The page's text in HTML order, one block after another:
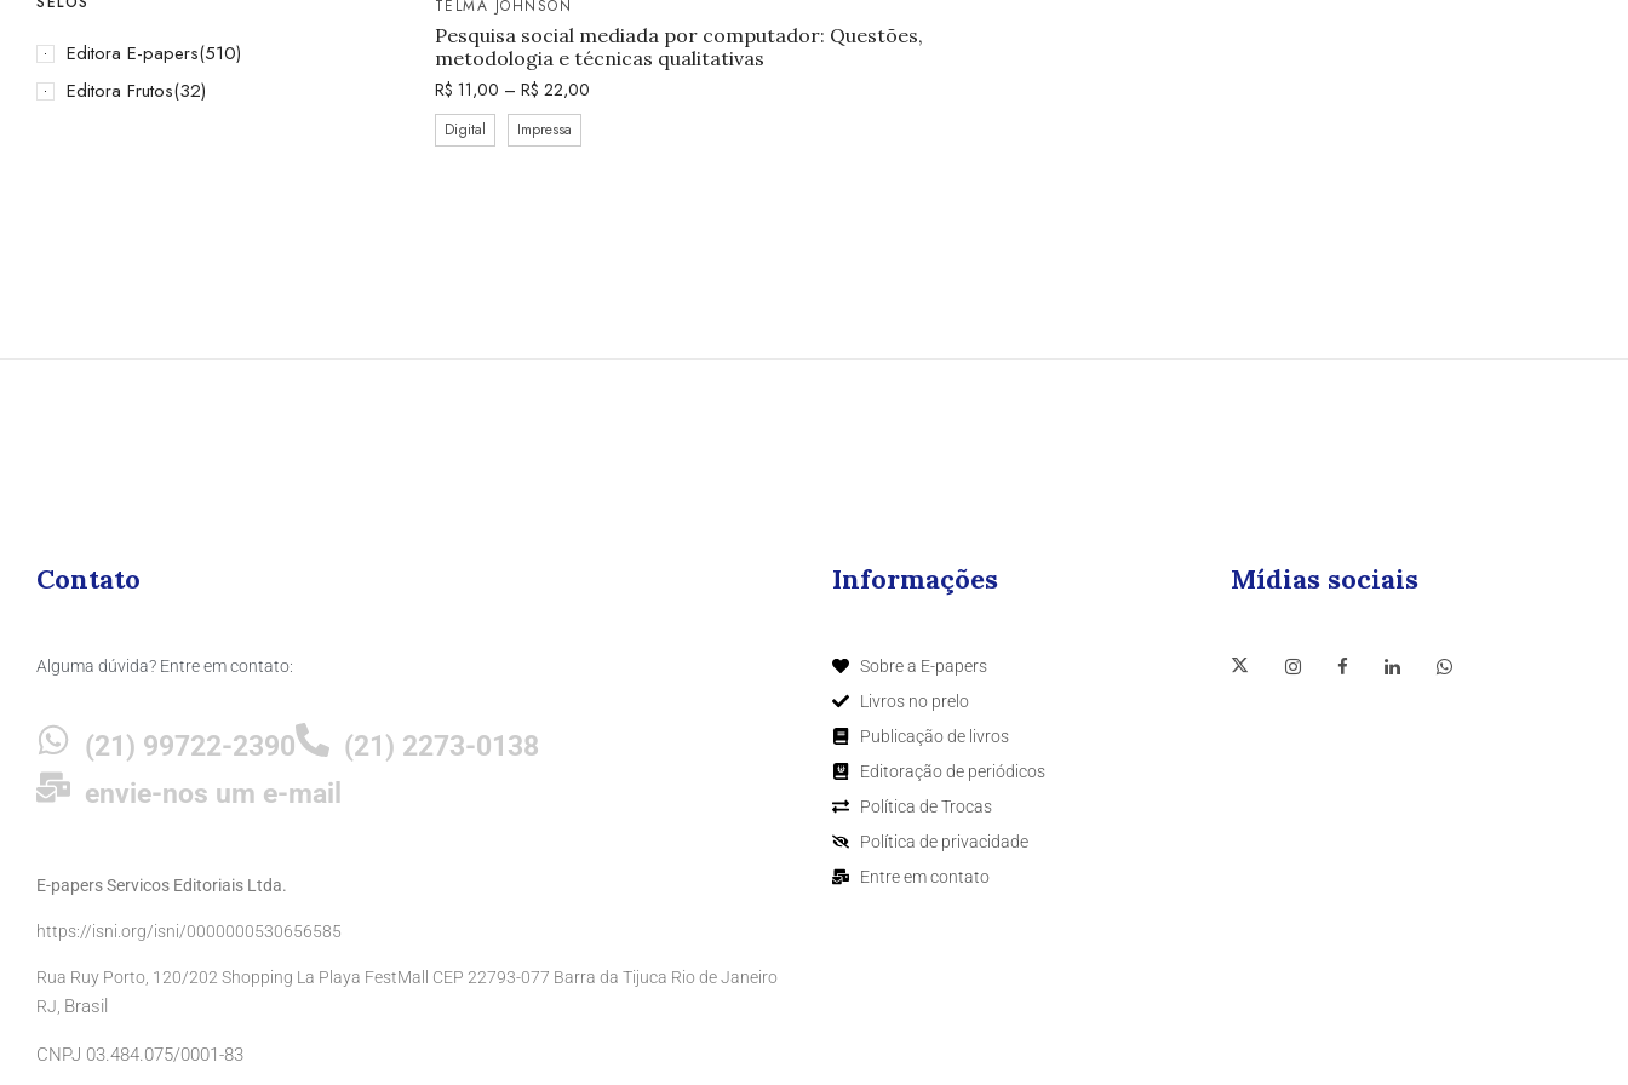
Editora E-papers(510)
Editora Frutos(32)
TELMA JOHNSON
Pesquisa social mediada por computador: Questões,
metodologia e técnicas qualitativas
R$ 11,00 – R$ 22,00
Digital Impressa
Contato
Alguma dúvida? Entre em contato:
(21) 99722-2390
(21) 2273-0138
envie-nos um e-mail
E-papers Servicos Editoriais Ltda.
https://isni.org/isni/0000000530656585
Rua Ruy Porto, 120/202 Shopping La Playa FestMall CEP 22793-077 Barra da Tijuca Rio de Janeiro
RJ, Brasil
CNPJ 03.484.075/0001-83
Informações
Sobre a E-papers
Livros no prelo
Publicação de livros
Editoração de periódicos
Política de Trocas
Política de privacidade
Entre em contato
Mídias sociais